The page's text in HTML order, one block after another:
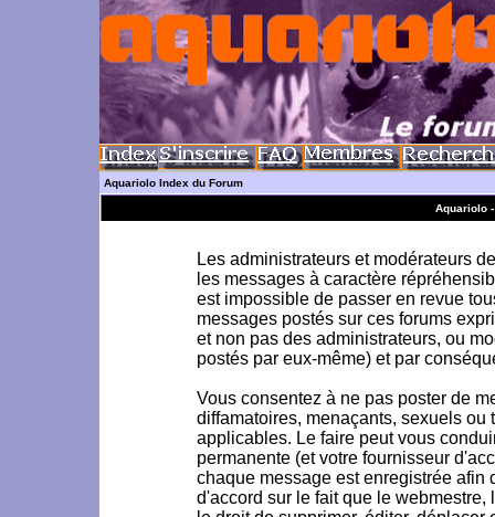
Aquariolo Index du Forum
Aquariolo
Les administrateurs et modérateurs
les messages à caractère
est impossible de passer en revue
messages postés sur ces forums
et non pas des administrateurs, ou
postés par eux-même) et par
Vous consentez à ne pas poster de
diffamatoires, menaçants, sexuels
applicables. Le faire peut vous
permanente (et votre fournisseur
chaque message est enregistrée afin
d'accord sur le fait que le